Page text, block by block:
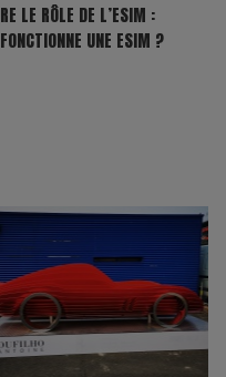
LE RÔLE DE L’ESIM :
UNE ESIM ?